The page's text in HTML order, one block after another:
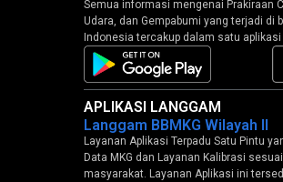
Semua informasi mengenai Prakiraan
Udara, dan Gempabumi yang terjadi di
Indonesia tercakup dalam satu aplikasi
APLIKASI LANGGAM
Langgam BBMKG Wilayah II
Layanan Aplikasi Terpadu Satu Pintu
Data MKG dan Layanan Kalibrasi
masyarakat. Layanan Aplikasi ini